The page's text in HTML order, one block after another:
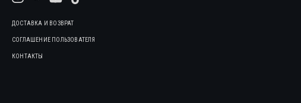
ДОСТАВКА И ВОЗВРАТ
СОГЛАШЕНИЕ ПОЛЬЗОВАТЕЛЯ
КОНТАКТЫ